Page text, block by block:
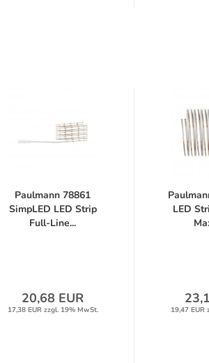
Paulmann 78861
SimpLED LED Strip
Full-Line...
20,68 EUR
17,38 EUR zzgl. 19% MwSt.
LED
19,47 EUR